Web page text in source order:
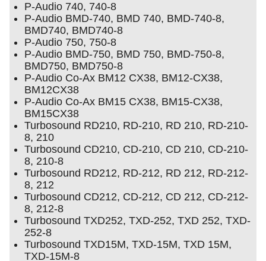
P-Audio 740, 740-8
P-Audio BMD-740, BMD 740, BMD-740-8,
BMD740, BMD740-8
P-Audio 750, 750-8
P-Audio BMD-750, BMD 750, BMD-750-8,
BMD750, BMD750-8
P-Audio Co-Ax BM12 CX38, BM12-CX38,
BM12CX38
P-Audio Co-Ax BM15 CX38, BM15-CX38,
BM15CX38
Turbosound RD210, RD-210, RD 210, RD-210-
8, 210
Turbosound CD210, CD-210, CD 210, CD-210-
8, 210-8
Turbosound RD212, RD-212, RD 212, RD-212-
8, 212
Turbosound CD212, CD-212, CD 212, CD-212-
8, 212-8
Turbosound TXD252, TXD-252, TXD 252, TXD-
252-8
Turbosound TXD15M, TXD-15M, TXD 15M,
TXD-15M-8